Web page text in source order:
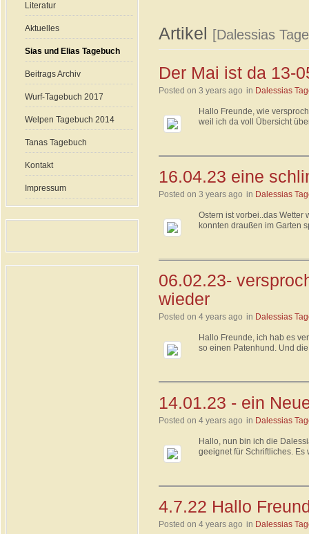
Literatur
Aktuelles
Sias und Elias Tagebuch
Beitrags Archiv
Wurf-Tagebuch 2017
Welpen Tagebuch 2014
Tanas Tagebuch
Kontakt
Impressum
Artikel [Dalessias
Der Mai ist da 13-
Posted on 3 years ago in Dalessias
Hallo Freunde, wie
weil ich da voll Übersicht
16.04.23 eine
Posted on 3 years ago in Dalessias
Ostern ist vorbei..das Wetter
konnten draußen im Garten
06.02.23-
wieder
Posted on 4 years ago in Dalessias
Hallo Freunde, ich hab es
so einen Patenhund. Und
14.01.23 - ein
Posted on 4 years ago in Dalessias
Hallo, nun bin ich die
geeignet für Schriftliches. Es
4.7.22 Hallo
Posted on 4 years ago in Dalessias